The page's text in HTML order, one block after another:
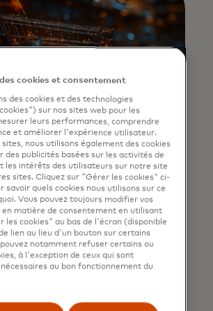
PRESSE
s'associe à Fiserv pour
de la monnaie
grand public
cookies et consentement
des cookies et des technologies
sur nos sites web pour les
leurs performances, comprendre
et améliorer l'expérience utilisateur.
nous utilisons également des cookies
des publicités basées sur les activités de
les intérêts des utilisateurs sur notre site
sites. Cliquez sur "Gérer les cookies" ci-
savoir quels cookies nous utilisons sur ce
Vous pouvez toujours modifier vos
en matière de consentement en utilisant
les cookies" au bas de l'écran (disponible
lien au lieu d'un bouton sur certains
notamment refuser certains ou
à l'exception de ceux qui sont
au bon fonctionnement du